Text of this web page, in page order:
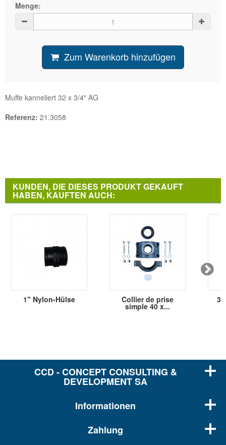
Menge:
Zum Warenkorb hinzufügen
Muffe kanneliert 32 x 3/4" AG
Referenz: 21.3058
KUNDEN, DIE DIESES PRODUKT GEKAUFT
HABEN, KAUFTEN AUCH:
1" Nylon-Hülse Collier de prise
simple 40 x...
3/
CCD - CONCEPT CONSULTING &
DEVELOPMENT SA
Informationen
Zahlung